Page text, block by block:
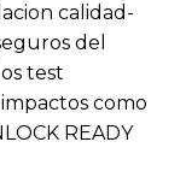
calidad-
del
test
como
READY